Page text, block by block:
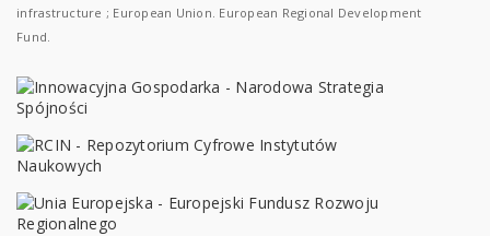
infrastructure ; European Union. European Regional Development
Fund.